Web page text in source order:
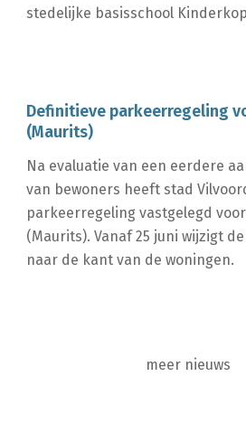
stedelijke basisschool
Definitieve parkeerregeling
(Maurits)
Na evaluatie van een eerdere
van bewoners heeft stad
parkeerregeling vastgelegd
(Maurits). Vanaf 25 juni wijzigt
naar de kant van de woningen.
meer nieuws